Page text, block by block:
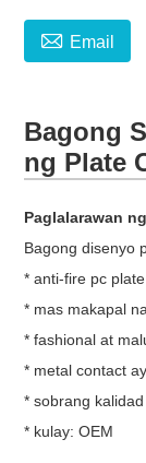
 Email
Bagong
ng Plate
Paglalarawan
Bagong disenyo
* anti-fire pc plate
* mas makapal
* fashional at
* metal contact
* sobrang
* kulay: OEM